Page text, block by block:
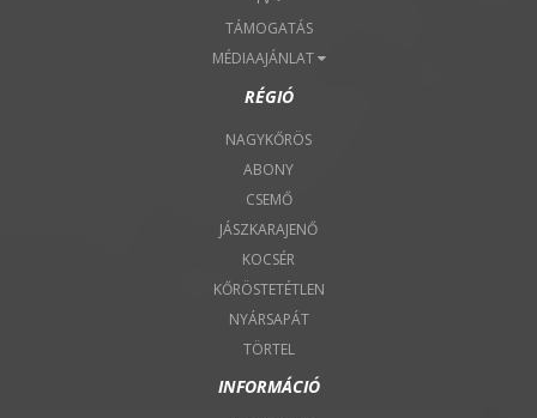
TÁMOGATÁS
MÉDIAAJÁNLAT
RÉGIÓ
NAGYKŐRÖS
ABONY
CSEMŐ
JÁSZKARAJENŐ
KOCSÉR
KŐRÖSTETÉTLEN
NYÁRSAPÁT
TÖRTEL
INFORMÁCIÓ